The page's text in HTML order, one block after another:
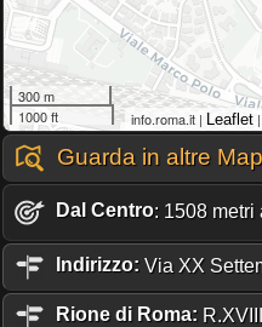
300 m
1000 ft
info.roma.it | Leaflet
Guarda in altre
Dal Centro: 1508 metri
Indirizzo: Via XX
Rione di Roma: